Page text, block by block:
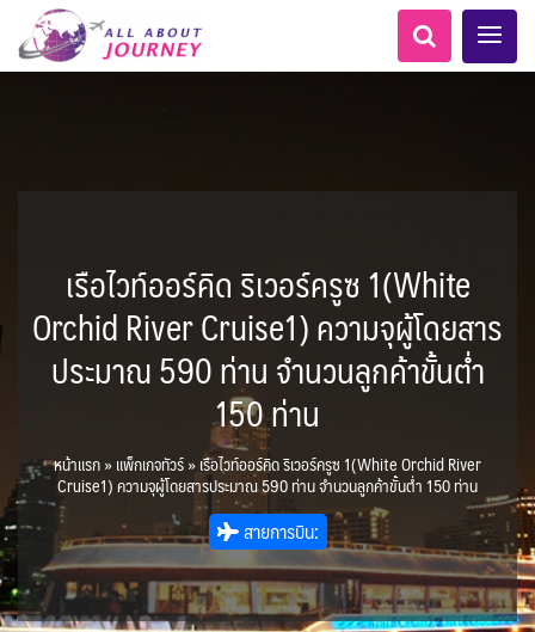
เอเชียกลาง 6 LKA ศรีลังกา 0
AFG อัฟกานิสถาน
LKA ศรีลังกา + BGD บังคลา
BTN ภูฏาน 2
BRN บรูไน 0
HKG ฮ่องกง - มาเก๊า 10 IND อินเดีย 21
IDN อินโดนีเซีย IRQ อิรัก
IRN อิหร่าน
ISR อิสราเอล 0 JPN ญี่ปุ่น 72
JOR จอร์แดน 4 KAZ คาซัคสถาน 19
แอลเบเนีย - Albania 0 Balkan บอลข่าน 1
สวิตเซอร์แลนด์ เยอรมนี
ฝรั่งเศส
MNE มอนเตเนโกร 1 ล่าแสงเหนือ-ใต้ 11
ยุโรปราคาถูก 1
ออสเตรีย - Austria 3 AZE อาเซอร์ไบจาน 2
BLR เบลารุส 0 BIH บอสเนีย & เฮอร์เซโกวีนา
1
BEL เบลเยี่ยม 0 HRV โครเอเชีย 3
อเมริกาใต้ 8 อเมริกากลาง 1
ARG อาร์เจนตินา 3
CUB คิวบา CAN แคนาดา 3
CHL ชิลี ECU เอกวาดอร์
บราซิล เปรู 3
เม็กซิโก คิวบา อเมริกา แคนาดา
ทัวร์ ล่องเรือสำราญยุโรป 5 ทัวร์ ล่องเรือสำราญอลาสก้า
ทัวร์ ล่องเรือสำราญอเมริกา ทัวร์ ล่องเรือสำราญเอเชีย
ทัวร์ ล่องเรือสำราญประเท
ศอื่นๆ
แทนซาเนีย - Tanzania 2 ไมโครนีเซีย - Micronesia
เคนย่า - Kenya
โมร็อคโค - Morocco นิวซีแลนด์ - New Zealand
11
ตูนีเซีย - Tunisia 1 เกาะโบราโบร่า - Bora Bora
0
ขั้วโลกใต้ 2 แอฟริกาใต้ - South Africa
3
แอลจีเรีย - Algeria 0 ออสเตรเลีย - Australia 18
ล่องเรือดินเนอร์วันปีใหม่ 22 เรือรอบกลางวัน กทม. 2
ล่องเรือดินเนอร์ วันวาเลนไทน์ ล่องเรือดินเนอร์วันลอยกระทง
21
าพระยา
34
ล่องเรือโปรแกรมอยุธยา 9
ล่องเรือ รอบ Sunset 14
ล่องเรือเหมาลำ / เหมาชั้น /
อยอร์ช / Speed Boat ส่วนตัวทั่ว
เรือยอร์ช / Speed Boat ฯลฯ
บ Join ทั่วประเทศ
72
ไทยบัสฟู้ดทัวร์ 1 ตั๋วเรือ Hop-on Hop-off
ตั๋วสวนสนุก 0
บุฟเฟต์โรงแรม/ร้านอาหาร 2 บุฟเฟต์ใบหยก
โปรแกรมทัวร์ทั่วไทย 0 แต่งชุดไทยถ่ายรูปวัดอรุณฯ
1
พิเศษ! ล่องเรือเทศกาลชมพลุ
ยา
1
ห้องพักราคาพิเศษ 3
ความรู้ทั่วไป
สถานที่ท่องเที่ยว
เรือไวท์ออร์คิด ริเวอร์ครูซ 1(White
Orchid River Cruise1) ความจุผู้โดยสาร
ประมาณ 590 ท่าน จำนวนลูกค้าขั้นต่ำ
150 ท่าน
หน้าแรก»แพ็กเกจทัวร์»เรือไวท์ออร์คิด ริเวอร์ครูซ 1(White Orchid River
Cruise1) ความจุผู้โดยสารประมาณ 590 ท่าน จำนวนลูกค้าขั้นต่ำ 150 ท่าน
สายการบิน: